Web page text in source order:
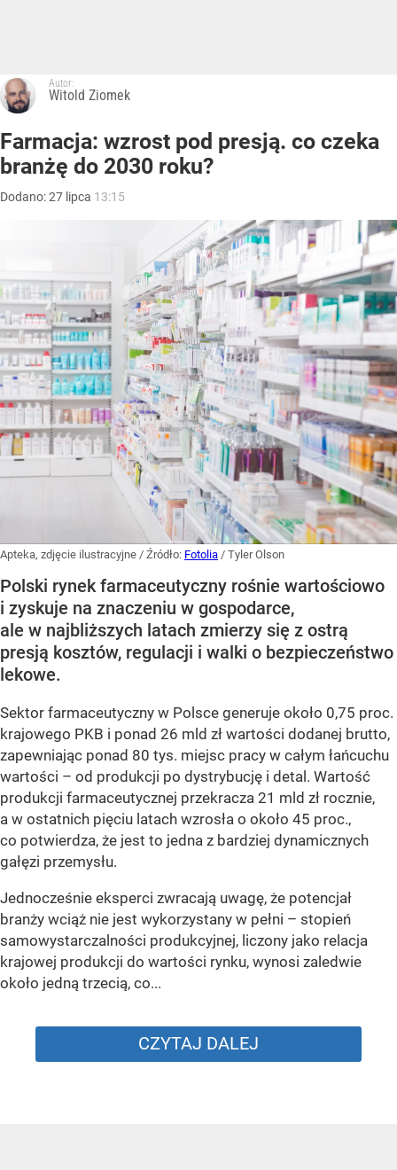
Autor:
Witold Ziomek
Farmacja: wzrost pod presją. co czeka
branżę do 2030 roku?
Dodano:27 lipca 13:15
Apteka, zdjęcie ilustracyjne / Źródło: Fotolia / Tyler Olson
Polski rynek farmaceutyczny rośnie wartościowo
i zyskuje na znaczeniu w gospodarce,
ale w najbliższych latach zmierzy się z ostrą
presją kosztów, regulacji i walki o bezpieczeństwo
lekowe.
Sektor farmaceutyczny w Polsce generuje około 0,75 proc.
krajowego PKB i ponad 26 mld zł wartości dodanej brutto,
zapewniając ponad 80 tys. miejsc pracy w całym łańcuchu
wartości – od produkcji po dystrybucję i detal. Wartość
produkcji farmaceutycznej przekracza 21 mld zł rocznie,
a w ostatnich pięciu latach wzrosła o około 45 proc.,
co potwierdza, że jest to jedna z bardziej dynamicznych
gałęzi przemysłu.
Jednocześnie eksperci zwracają uwagę, że potencjał
branży wciąż nie jest wykorzystany w pełni – stopień
samowystarczalności produkcyjnej, liczony jako relacja
krajowej produkcji do wartości rynku, wynosi zaledwie
około jedną trzecią, co...
CZYTAJ DALEJ